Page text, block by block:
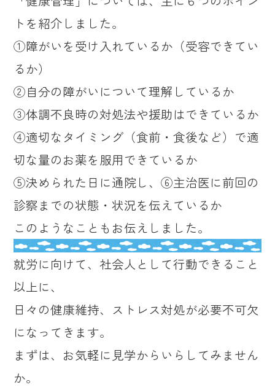
トを紹介しました。
①障がいを受け入れているか（受容できてい
るか）
②自分の障がいについて理解しているか
③体調不良時の対処法や援助はできているか
④適切なタイミング（食前・食後など）で適
切な量のお薬を服用できているか
⑤決められた日に通院し、⑥主治医に前回の
診察までの状態・状況を伝えているか
このようなこともお伝えしました。
就労に向けて、社会人として行動できること
以上に、
日々の健康維持、ストレス対処が必要不可欠
になってきます。
まずは、お気軽に見学からいらしてみません
か。